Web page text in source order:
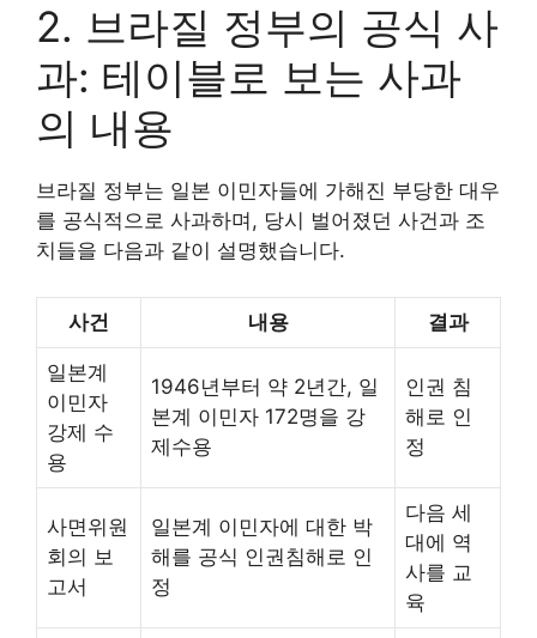
2. 브라질 정부의 공식 사
과: 테이블로 보는 사과
의 내용
브라질 정부는 일본 이민자들에 가해진 부당한 대우
를 공식적으로 사과하며, 당시 벌어졌던 사건과 조
치들을 다음과 같이 설명했습니다.
사건 내용 결과
일본계
이민자
강제 수
용
1946년부터 약 2년간, 일
본계 이민자 172명을 강
제수용
인권 침
해로 인
정
사면위원
회의 보
고서
일본계 이민자에 대한 박
해를 공식 인권침해로 인
정
다음 세
대에 역
사를 교
육